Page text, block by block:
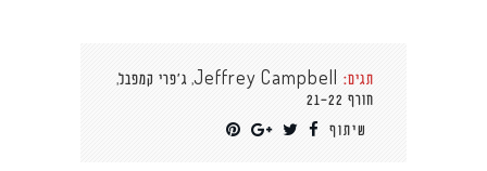
תגים: Jeffrey Campbell
, ג'פרי קמפבל,
חורף 21-22
שיתוף